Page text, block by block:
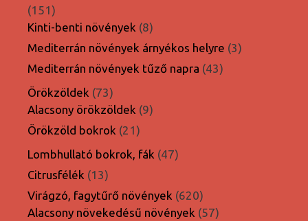
151151
termék
Kinti-benti növények 88
termék
Mediterrán növények árnyékos helyre 33
Mediterrán növények tűző napra 4343
Örökzöldek 7373
termék
Alacsony örökzöldek 99
Örökzöld bokrok 2121
termék
Lombhullató bokrok, fák 4747
Citrusfélék 1313
termék
Virágzó, fagytűrő növények 620620
termék
Alacsony növekedésű növények 5757